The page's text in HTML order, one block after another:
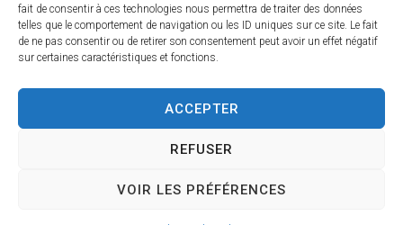
fait de consentir à ces technologies nous permettra de traiter des données
telles que le comportement de navigation ou les ID uniques sur ce site. Le fait
de ne pas consentir ou de retirer son consentement peut avoir un effet négatif
sur certaines caractéristiques et fonctions.
ACCEPTER
REFUSER
VOIR LES PRÉFÉRENCES
Mairie de
Labruguière
2 place de l’Hôtel
81290
Horaires
d’ouverture
Du lundi au
de 8h30 à 12h et
de 13h30 à 17h30